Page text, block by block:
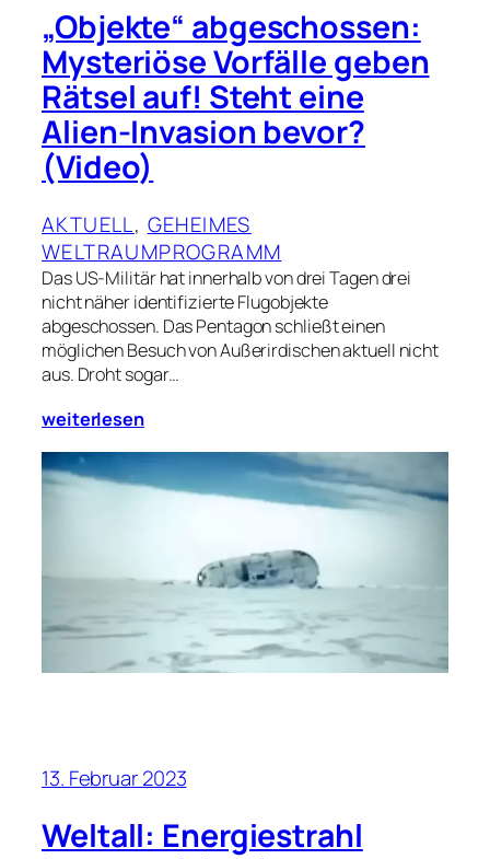
„Objekte“ abgeschossen:
Mysteriöse Vorfälle geben
Rätsel auf! Steht eine
Alien-Invasion bevor?
(Video)
AKTUELL, GEHEIMES
WELTRAUMPROGRAMM
Das US-Militär hat innerhalb von drei Tagen drei
nicht näher identifizierte Flugobjekte
abgeschossen. Das Pentagon schließt einen
möglichen Besuch von Außerirdischen aktuell nicht
aus. Droht sogar…
weiterlesen
13. Februar 2023
Weltall: Energiestrahl